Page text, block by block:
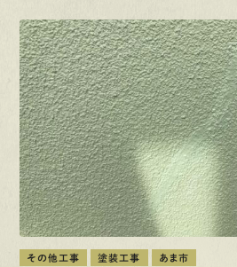
その他工事 塗装工事 あま市